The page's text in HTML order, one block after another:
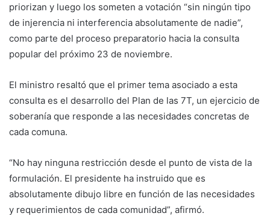
priorizan y luego los someten a votación “sin ningún tipo
de injerencia ni interferencia absolutamente de nadie”,
como parte del proceso preparatorio hacia la consulta
popular del próximo 23 de noviembre.
El ministro resaltó que el primer tema asociado a esta
consulta es el desarrollo del Plan de las 7T, un ejercicio de
soberanía que responde a las necesidades concretas de
cada comuna.
“No hay ninguna restricción desde el punto de vista de la
formulación. El presidente ha instruido que es
absolutamente dibujo libre en función de las necesidades
y requerimientos de cada comunidad”, afirmó.